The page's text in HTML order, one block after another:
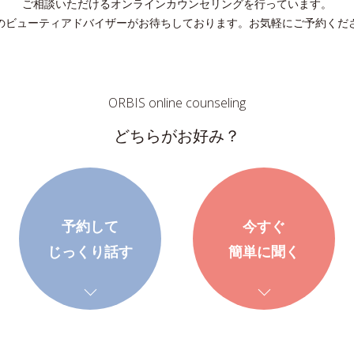
ご相談いただけるオンラインカウンセリングを行っています。
ビューティアドバイザーがお待ちしております。お気軽にご予約くだ
ORBIS online counseling
どちらがお好み？
予約して
じっくり話す
今すぐ
簡単に聞く